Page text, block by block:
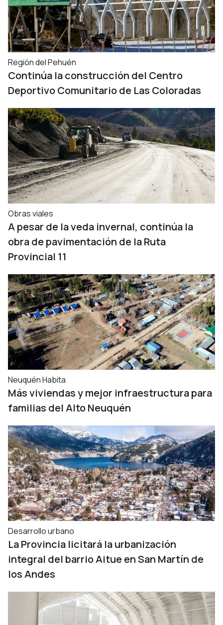
Región del Pehuén
Continúa la construcción del Centro
Deportivo Comunitario de Las Coloradas
Obras viales
A pesar de la veda invernal, continúa la
obra de pavimentación de la Ruta
Provincial 11
Neuquén Habita
Más viviendas y mejor infraestructura para
familias del Alto Neuquén
Desarrollo urbano
La Provincia licitará la urbanización
integral del barrio Aitue en San Martín de
los Andes